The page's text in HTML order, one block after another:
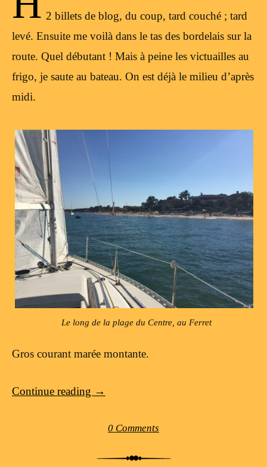
2 billets de blog, du coup, tard couché ; tard
levé. Ensuite me voilà dans le tas des bordelais sur la
route. Quel débutant ! Mais à peine les victuailles au
frigo, je saute au bateau. On est déjà le milieu d’après
midi.
Le long de la plage du Centre, au Ferret
Gros courant marée montante.
Continue reading →
0 Comments